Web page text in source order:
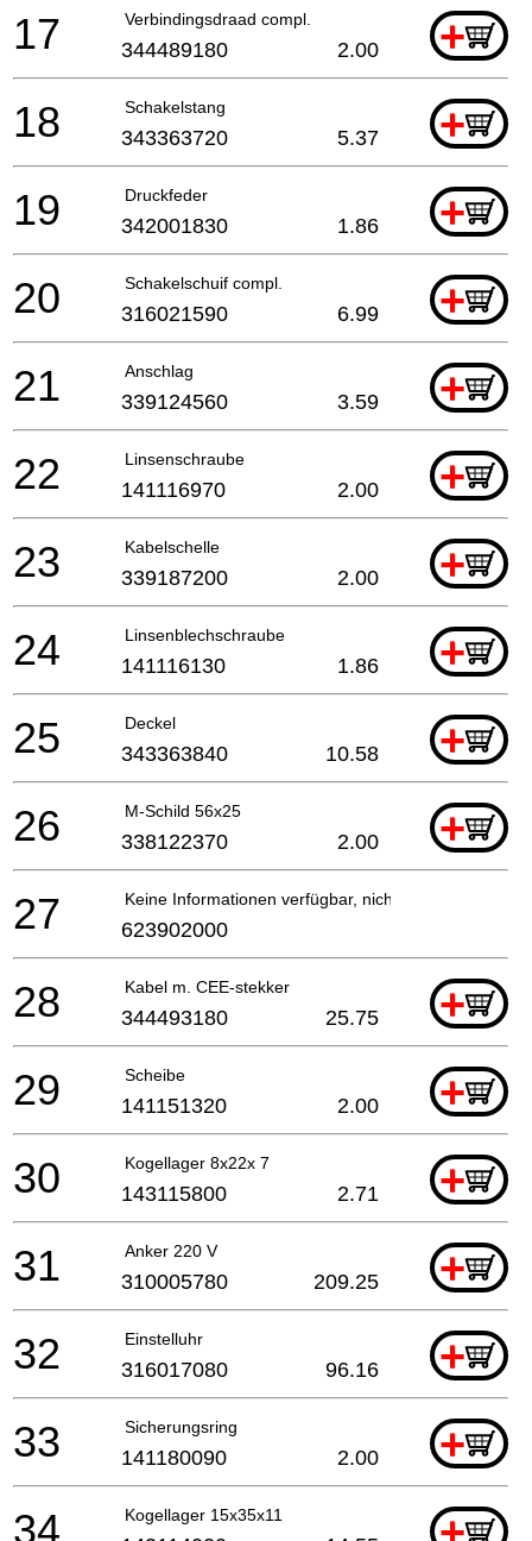
Verbindingsdraad compl. +
17 344489180 2.00
Schakelstang +
18 343363720 5.37
Druckfeder +
19 342001830 1.86
Schakelschuif compl. +
20 316021590 6.99
Anschlag +
21 339124560 3.59
Linsenschraube +
22 141116970 2.00
Kabelschelle +
23 339187200 2.00
Linsenblechschraube +
24 141116130 1.86
Deckel +
25 343363840 10.58
M-Schild 56x25 +
26 338122370 2.00
Keine Informationen verfügbar, nicht bestellbar
27 623902000
Kabel m. CEE-stekker +
28 344493180 25.75
Scheibe +
29 141151320 2.00
Kogellager 8x22x 7 +
30 143115800 2.71
Anker 220 V +
31 310005780 209.25
Einstelluhr +
32 316017080 96.16
Sicherungsring +
33 141180090 2.00
Kogellager 15x35x11
34